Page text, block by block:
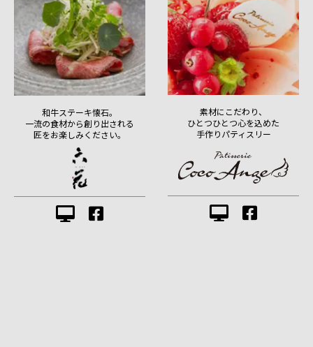
和牛ステーキ懐石。
一流の食材から創り出される
匠をお楽しみください。
素材にこだわり、
ひとつひとつ心を込めた
手作りパティスリー